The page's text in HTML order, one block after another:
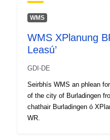
Spásúil:
Tá sé de réir:
WMS
WMS XPlanung
Leasú’
GDI-DE
Seirbhís WMS an phlean
of the city of Burladingen
chathair Burladingen ó
WR.